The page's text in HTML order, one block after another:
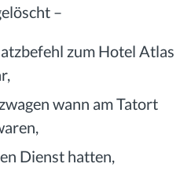
–
zum Hotel Atlas
wann am Tatort
Dienst hatten,